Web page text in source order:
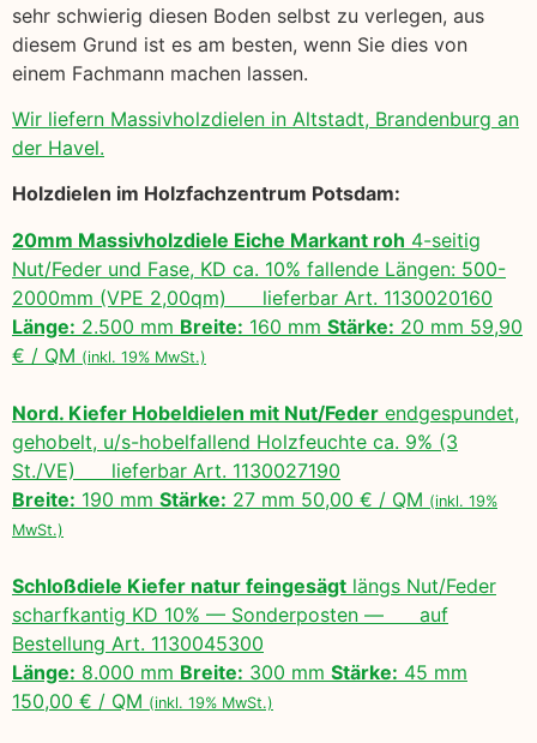
sehr schwierig diesen Boden selbst zu verlegen, aus
diesem Grund ist es am besten, wenn Sie dies von
einem Fachmann machen lassen.
Wir liefern Massivholzdielen in Altstadt, Brandenburg an
der Havel.
Holzdielen im Holzfachzentrum Potsdam:
20mm Massivholzdiele Eiche Markant roh 4-seitig
Nut/Feder und Fase, KD ca. 10% fallende Längen: 500-
2000mm (VPE 2,00qm) lieferbar Art. 1130020160
Länge: 2.500 mm Breite: 160 mm Stärke: 20 mm 59,90
€ / QM (inkl. 19% MwSt.)
Nord. Kiefer Hobeldielen mit Nut/Feder endgespundet,
gehobelt, u/s-hobelfallend Holzfeuchte ca. 9% (3
St./VE) lieferbar Art. 1130027190
Breite: 190 mm Stärke: 27 mm 50,00 € / QM (inkl. 19%
MwSt.)
Schloßdiele Kiefer natur feingesägt längs Nut/Feder
scharfkantig KD 10% — Sonderposten — auf
Bestellung Art. 1130045300
Länge: 8.000 mm Breite: 300 mm Stärke: 45 mm
150,00 € / QM (inkl. 19% MwSt.)